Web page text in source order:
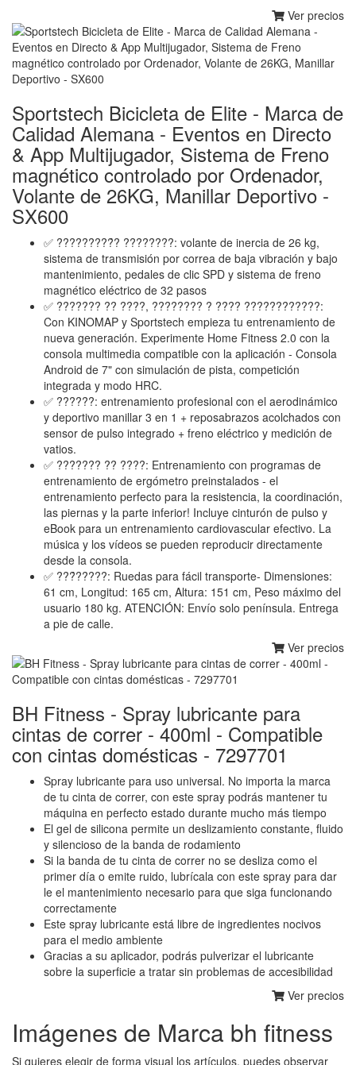
Ver precios
Sportstech Bicicleta de Elite - Marca de
Calidad Alemana - Eventos en Directo
& App Multijugador, Sistema de Freno
magnético controlado por Ordenador,
Volante de 26KG, Manillar Deportivo -
SX600
✅ ?????????́? ????????: volante de inercia de 26 kg,
sistema de transmisión por correa de baja vibración y bajo
mantenimiento, pedales de clic SPD y sistema de freno
magnético eléctrico de 32 pasos
✅ ??????? ?? ????, ???????? ? ???? ????????????:
Con KINOMAP y Sportstech empieza tu entrenamiento de
nueva generación. Experimente Home Fitness 2.0 con la
consola multimedia compatible con la aplicación - Consola
Android de 7" con simulación de pista, competición
integrada y modo HRC.
✅ ??????: entrenamiento profesional con el aerodinámico
y deportivo manillar 3 en 1 + reposabrazos acolchados con
sensor de pulso integrado + freno eléctrico y medición de
vatios.
✅ ??????? ?? ????: Entrenamiento con programas de
entrenamiento de ergómetro preinstalados - el
entrenamiento perfecto para la resistencia, la coordinación,
las piernas y la parte inferior! Incluye cinturón de pulso y
eBook para un entrenamiento cardiovascular efectivo. La
música y los vídeos se pueden reproducir directamente
desde la consola.
✅ ???́?????: Ruedas para fácil transporte- Dimensiones:
61 cm, Longitud: 165 cm, Altura: 151 cm, Peso máximo del
usuario 180 kg. ATENCIÓN: Envío solo península. Entrega
a pie de calle.
Ver precios
BH Fitness - Spray lubricante para
cintas de correr - 400ml - Compatible
con cintas domésticas - 7297701
Spray lubricante para uso universal. No importa la marca
de tu cinta de correr, con este spray podrás mantener tu
máquina en perfecto estado durante mucho más tiempo
El gel de silicona permite un deslizamiento constante, fluido
y silencioso de la banda de rodamiento
Si la banda de tu cinta de correr no se desliza como el
primer día o emite ruido, lubrícala con este spray para dar
le el mantenimiento necesario para que siga funcionando
correctamente
Este spray lubricante está libre de ingredientes nocivos
para el medio ambiente
Gracias a su aplicador, podrás pulverizar el lubricante
sobre la superficie a tratar sin problemas de accesibilidad
Ver precios
Imágenes de Marca bh fitness
Si quieres elegir de forma visual los artículos, puedes observar